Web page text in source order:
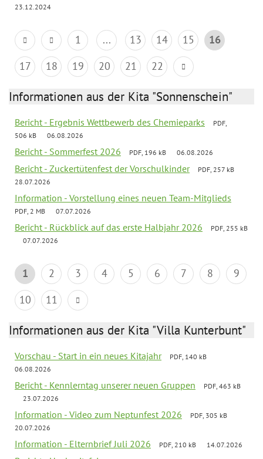
23.12.2024
1 ... 13 14 15
16
17
18 19 20 21 22
Informationen aus der Kita "Sonnenschein"
Bericht - Ergebnis Wettbewerb des Chemieparks
PDF,
506 kB
06.08.2026
Bericht - Sommerfest 2026 PDF, 196 kB 06.08.2026
Bericht - Zuckertütenfest der Vorschulkinder
PDF, 257 kB
28.07.2026
Information - Vorstellung eines neuen Team-Mitglieds
PDF, 2 MB 07.07.2026
Bericht - Rückblick auf das erste Halbjahr 2026
PDF, 255 kB
07.07.2026
1 2 3 4 5 6 7 8
9
10
11
Informationen aus der Kita "Villa Kunterbunt"
Vorschau - Start in ein neues Kitajahr
PDF, 140 kB
06.08.2026
Bericht - Kennlerntag unserer neuen Gruppen
PDF, 463 kB
23.07.2026
Information - Video zum Neptunfest 2026
PDF, 305 kB
20.07.2026
Information - Elternbrief Juli 2026 PDF, 210 kB 14.07.2026